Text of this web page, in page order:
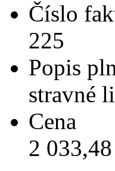
Číslo
225
Popis
stravné
Cena
2